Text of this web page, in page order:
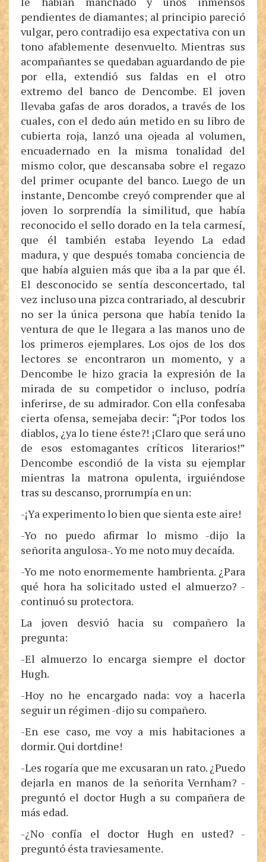
pendientes de diamantes; al principio pareció
vulgar, pero contradijo esa expectativa con un
tono afablemente desenvuelto. Mientras sus
acompañantes se quedaban aguardando de pie
por ella, extendió sus faldas en el otro
extremo del banco de Dencombe. El joven
llevaba gafas de aros dorados, a través de los
cuales, con el dedo aún metido en su libro de
cubierta roja, lanzó una ojeada al volumen,
encuadernado en la misma tonalidad del
mismo color, que descansaba sobre el regazo
del primer ocupante del banco. Luego de un
instante, Dencombe creyó comprender que al
joven lo sorprendía la similitud, que había
reconocido el sello dorado en la tela carmesí,
que él también estaba leyendo La edad
madura, y que después tomaba conciencia de
que había alguien más que iba a la par que él.
El desconocido se sentía desconcertado, tal
vez incluso una pizca contrariado, al descubrir
no ser la única persona que había tenido la
ventura de que le llegara a las manos uno de
los primeros ejemplares. Los ojos de los dos
lectores se encontraron un momento, y a
Dencombe le hizo gracia la expresión de la
mirada de su competidor o incluso, podría
inferirse, de su admirador. Con ella confesaba
cierta ofensa, semejaba decir: “¡Por todos los
diablos, ¿ya lo tiene éste?! ¡Claro que será uno
de esos estomagantes críticos literarios!”
Dencombe escondió de la vista su ejemplar
mientras la matrona opulenta, irguiéndose
tras su descanso, prorrumpía en un:
-¡Ya experimento lo bien que sienta este aire!
-Yo no puedo afirmar lo mismo -dijo la
señorita angulosa-. Yo me noto muy decaída.
-Yo me noto enormemente hambrienta. ¿Para
qué hora ha solicitado usted el almuerzo? -
continuó su protectora.
La joven desvió hacia su compañero la
pregunta:
-El almuerzo lo encarga siempre el doctor
Hugh.
-Hoy no he encargado nada: voy a hacerla
seguir un régimen -dijo su compañero.
-En ese caso, me voy a mis habitaciones a
dormir. Qui dortdine!
-Les rogaría que me excusaran un rato. ¿Puedo
dejarla en manos de la señorita Vernham? -
preguntó el doctor Hugh a su compañera de
más edad.
-¿No confía el doctor Hugh en usted? -
preguntó ésta traviesamente.